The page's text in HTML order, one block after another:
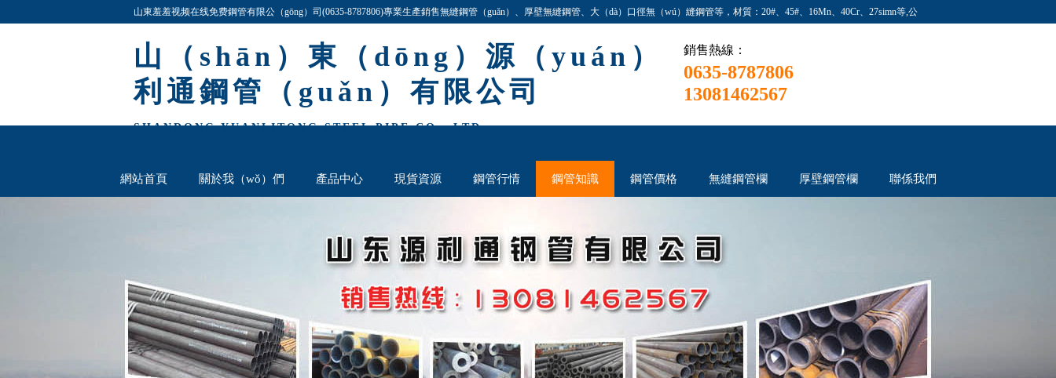
山東羞羞视频在线免费鋼管有限公（gōng）司(0635-8787806)專業生產銷售無縫鋼管（guǎn）、厚壁無縫鋼管、大（dà）口徑無（wú）縫鋼管等，材質：20#、45#、16Mn、40Cr、27simn等,公
山（shān）東（dōng）源（yuán）
利通鋼管（guǎn）有限公司
SHANDONG YUANLITONG STEEL PIPE CO., LTD.
銷售熱線：
0635-8787806
13081462567
網站首頁 關於我（wǒ）們 產品中心 現貨資源 鋼管行情 鋼管知識 鋼管價格 無縫鋼管欄 厚壁鋼管欄 聯係我們